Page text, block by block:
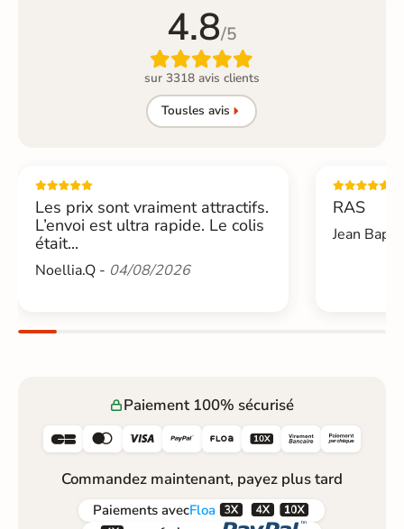
4.8/5

sur 3318 avis clients
Tousles avis
Les prix sont vraiment attractifs.
L’envoi est ultra rapide. Le colis
était...
Noellia.Q - 04/08/2026
RAS
Jean
Paiement 100% sécurisé
     
Commandez maintenant, payez plus tard
Paiements avecFloa  